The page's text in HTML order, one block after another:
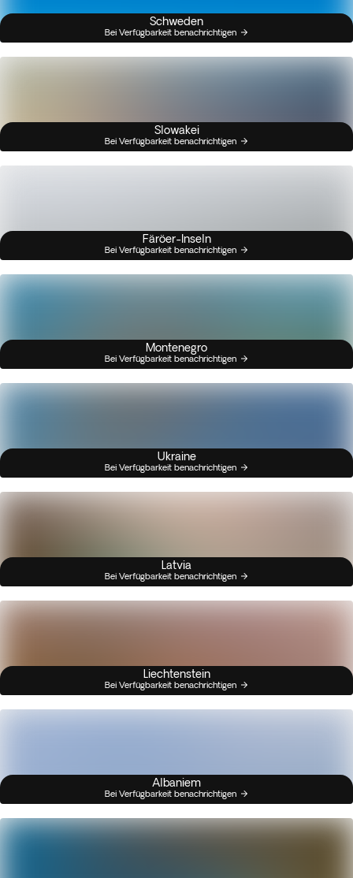
Schweden
Bei Verfügbarkeit benachrichtigen
Slowakei
Bei Verfügbarkeit benachrichtigen
Färöer-Inseln
Bei Verfügbarkeit benachrichtigen
Montenegro
Bei Verfügbarkeit benachrichtigen
Ukraine
Bei Verfügbarkeit benachrichtigen
Latvia
Bei Verfügbarkeit benachrichtigen
Liechtenstein
Bei Verfügbarkeit benachrichtigen
Albaniem
Bei Verfügbarkeit benachrichtigen